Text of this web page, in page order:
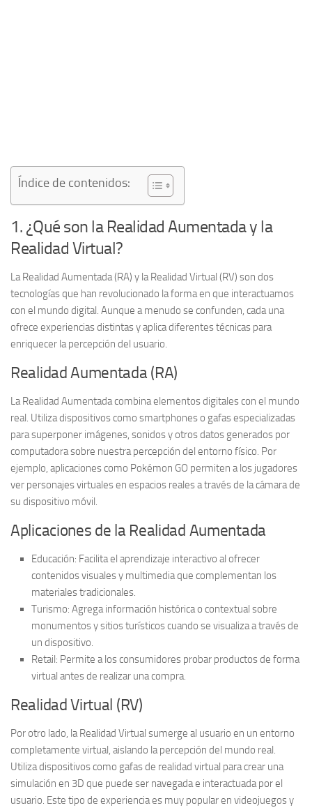
Índice de contenidos:
1. ¿Qué son la Realidad Aumentada y la
Realidad Virtual?
LaRealidad Aumentada(RA) y laRealidad Virtual (RV) son dos
tecnologías que han revolucionado la forma en que interactuamos
con el mundo digital. Aunque a menudo se confunden, cada una
ofrece experiencias distintas y aplica diferentes técnicas para
enriquecer la percepción del usuario.
Realidad Aumentada (RA)
La Realidad Aumentada combina elementos digitales con el mundo
real. Utiliza dispositivos como smartphones o gafas especializadas
para superponer imágenes, sonidos y otros datos generados por
computadora sobre nuestra percepción del entorno físico. Por
ejemplo, aplicaciones como Pokémon GO permiten a los jugadores
ver personajes virtuales en espacios reales a través de la cámara de
su dispositivo móvil.
Aplicaciones de la Realidad Aumentada
Educación: Facilita el aprendizaje interactivo al ofrecer
contenidos visuales y multimedia que complementan los
materiales tradicionales.
Turismo: Agrega información histórica o contextual sobre
monumentos y sitios turísticos cuando se visualiza a través de
un dispositivo.
Retail: Permite a los consumidores probar productos de forma
virtual antes de realizar una compra.
Realidad Virtual (RV)
Por otro lado, la Realidad Virtual sumerge al usuario en un entorno
completamente virtual, aislando la percepción del mundo real.
Utiliza dispositivos como gafas de realidad virtual para crear una
simulación en 3D que puede ser navegada e interactuada por el
usuario. Este tipo de experiencia es muy popular en videojuegos y